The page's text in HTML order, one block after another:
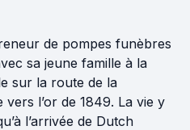
de pompes funèbres
sa jeune famille à la
sur la route de la
l’or de 1849. La vie y
l’arrivée de Dutch